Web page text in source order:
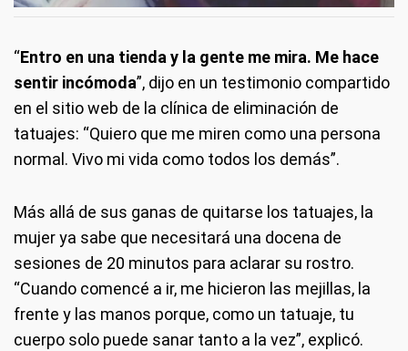
“Entro en una tienda y la gente me mira. Me hace
sentir incómoda”, dijo en un testimonio compartido
en el sitio web de la clínica de eliminación de
tatuajes: “Quiero que me miren como una persona
normal. Vivo mi vida como todos los demás”.
Más allá de sus ganas de quitarse los tatuajes, la
mujer ya sabe que necesitará una docena de
sesiones de 20 minutos para aclarar su rostro.
“Cuando comencé a ir, me hicieron las mejillas, la
frente y las manos porque, como un tatuaje, tu
cuerpo solo puede sanar tanto a la vez”, explicó.